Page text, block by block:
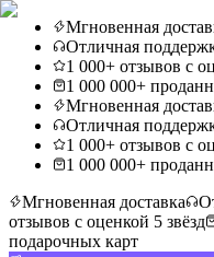
Мгновенная
Отличная
1 000+ отзывов с
1 000 000+
Мгновенная
Отличная
1 000+ отзывов с
1 000 000+
Мгновенная доставка
отзывов с оценкой 5 звёзд
подарочных карт